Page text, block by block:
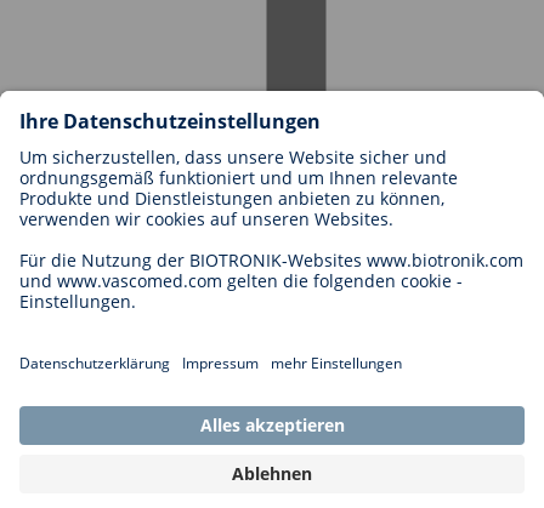
Karriere bei BIOTRONIK
Einstieg
Bewerbung
Karrierechancen
Cookie-Einstellungen
Rechtliche Hinweise